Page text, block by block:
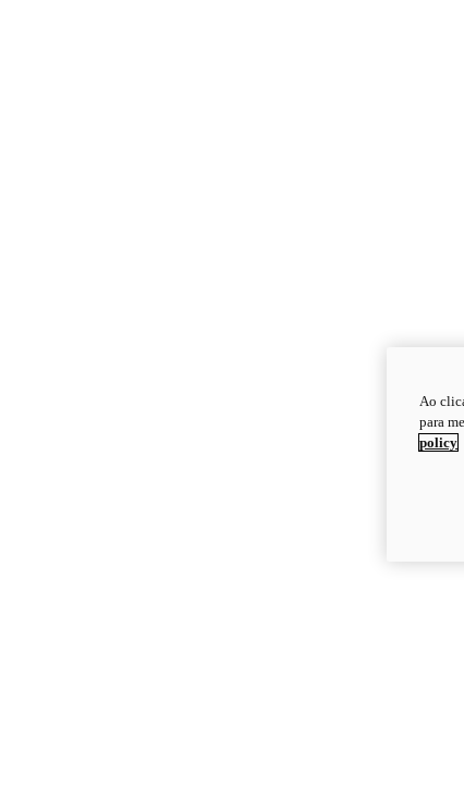
Ao
para
policy